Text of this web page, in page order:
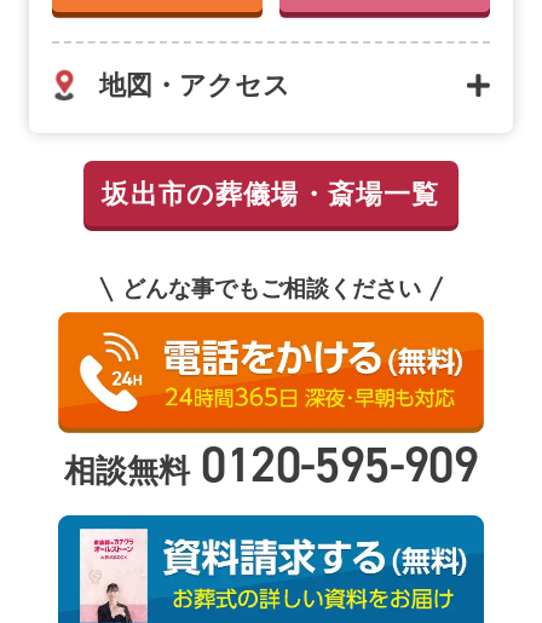
地図・アクセス
坂出市の葬儀場・斎場一覧
どんな事でもご相談ください
相談無料 0120-595-909